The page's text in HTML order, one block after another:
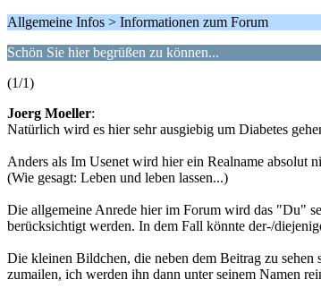
Allgemeine Infos > Informationen zum Forum
Schön Sie hier begrüßen zu können...
(1/1)
Joerg Moeller:
Natürlich wird es hier sehr ausgiebig um Diabetes
Anders als Im Usenet wird hier ein Realname absolut
(Wie gesagt: Leben und leben lassen...)
Die allgemeine Anrede hier im Forum wird das "Du"
berücksichtigt werden. In dem Fall könnte der-/
Die kleinen Bildchen, die neben dem Beitrag zu
zumailen, ich werden ihn dann unter seinem Namen